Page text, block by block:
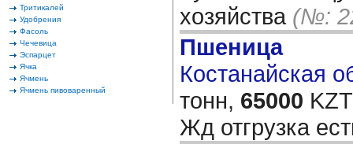
Тритикалей
Удобрения
Фасоль
Чечевица
Эспарцет
Ячка
Ячмень
Ячмень пивоваренный
хозяйства (№:
Пшеница
Костанайская
тонн, 65000
Жд отгрузка